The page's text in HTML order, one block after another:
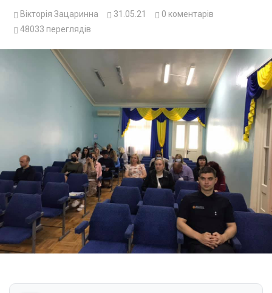
Вікторія Зацаринна 31.05.21 0 коментарів
48033 переглядів